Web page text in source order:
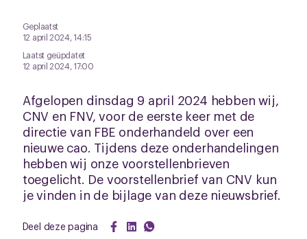
Geplaatst
12 april 2024, 14:15
Laatst geüpdatet
12 april 2024, 17:00
Afgelopen dinsdag 9 april 2024 hebben wij,
CNV en FNV, voor de eerste keer met de
directie van FBE onderhandeld over een
nieuwe cao. Tijdens deze onderhandelingen
hebben wij onze voorstellenbrieven
toegelicht. De voorstellenbrief van CNV kun
je vinden in de bijlage van deze nieuwsbrief.
Deel deze pagina